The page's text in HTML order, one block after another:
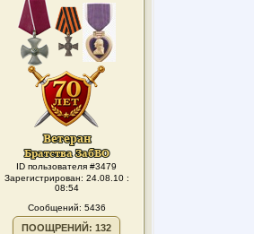
ID пользователя #3479
Зарегистрирован: 24.08.10 :
08:54
Сообщений: 5436
ПООЩРЕНИЙ: 132